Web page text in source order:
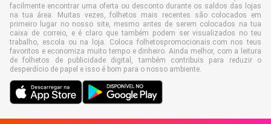
facilmente encontrar uma oferta ou desconto durante os saldos das lojas
na tua área. Muitas vezes, folhetos mais recentes são colocados em
primeiro lugar no nosso site, mesmo antes de serem colocados na tua
caixa de correio, e é claro que também podem ser visualizados no teu
trabalho, escola ou na loja. Coloca folhetospromocionais.com nos teus
favoritos e economiza muito tempo e dinheiro. Ainda melhor, com a leitura
de folhetos de publicidade digital, também contribuis para reduzir o
desperdício de papel e isso é bom para o nosso ambiente.